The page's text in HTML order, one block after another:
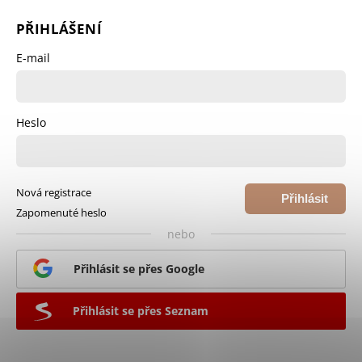
PŘIHLÁŠENÍ
E-mail
Heslo
Přihlásit
Nová registrace
Zapomenuté heslo
nebo
Přihlásit se přes Google
Přihlásit se přes Seznam